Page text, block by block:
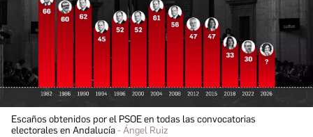
Escaños obtenidos por el PSOE en todas las convocatorias
electorales en Andalucía
Ángel Ruiz